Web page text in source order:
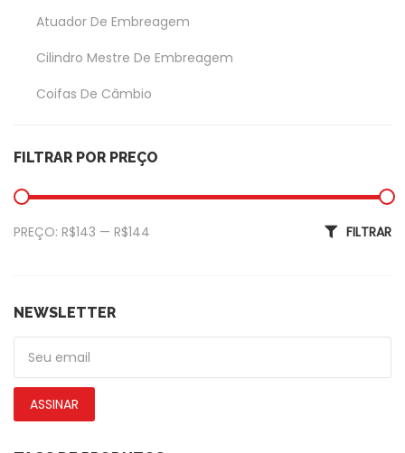
Atuador De Embreagem
Cilindro Mestre De Embreagem
Coifas De Câmbio
Garfo Da Embreagem
Exterior
Amortecedor Tampa Traseira
De Piscas
Faróis Dianteiros
Fechadura De Capôs
FILTRAR POR PREÇO
Preço mínimo
Preço máximo FILTRAR
PREÇO: R$143 — R$144
NEWSLETTER
ASSINAR